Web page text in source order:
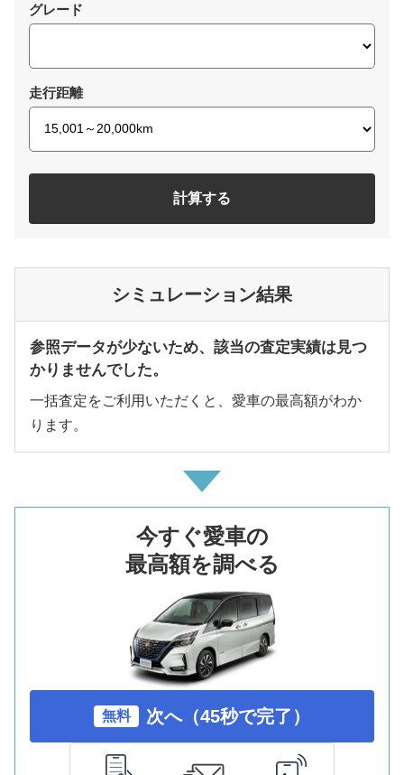
グレード
走行距離
計算する
シミュレーション結果
参照データが少ないため、該当の査定実績は見つ
かりませんでした。
一括査定をご利用いただくと、愛車の最高額がわか
ります。
今すぐ愛車の
最高額を調べる
無料 次へ（45秒で完了）